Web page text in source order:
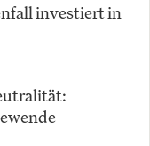
investiert in